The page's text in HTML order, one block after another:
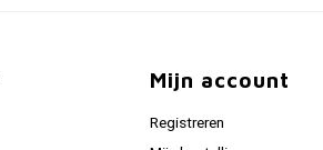
Mijn account
Registreren